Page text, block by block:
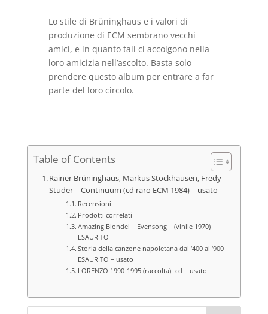
Lo stile di Brüninghaus e i valori di
produzione di ECM sembrano vecchi
amici, e in quanto tali ci accolgono nella
loro amicizia nell’ascolto. Basta solo
prendere questo album per entrare a far
parte del loro circolo.
Table of Contents
Rainer Brüninghaus, Markus Stockhausen, Fredy
Studer – Continuum (cd raro ECM 1984) – usato
Recensioni
Prodotti correlati
Amazing Blondel – Evensong – (vinile 1970)
ESAURITO
Storia della canzone napoletana dal ‘400 al ‘900
ESAURITO – usato
LORENZO 1990-1995 (raccolta) -cd – usato